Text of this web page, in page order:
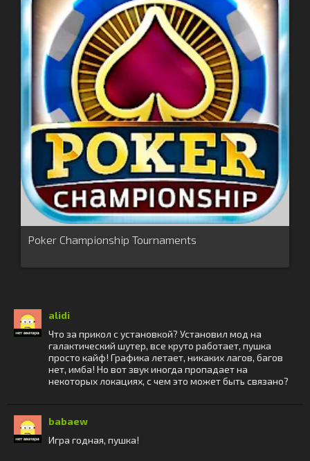
Poker Championship Tournaments
alidi
Что за прикол с установкой? Установил мод на
галактический шутер, все круто работает, пушка
просто кайф! Графика летает, никаких лагов, багов
нет, имба! Но вот звук иногда пропадает на
некоторых локациях, с чем это может быть связано?
babaew
Игра годная, пушка!